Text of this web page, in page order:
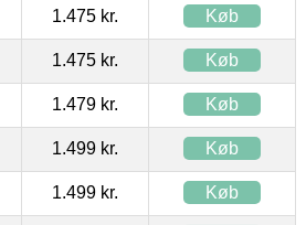
1.475 kr. Køb
1.475 kr. Køb
1.479 kr. Køb
1.499 kr. Køb
1.499 kr. Køb